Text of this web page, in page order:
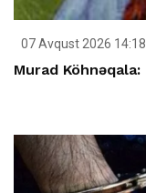
07 Avqust 2026 14:18
Murad Köhnəqala: